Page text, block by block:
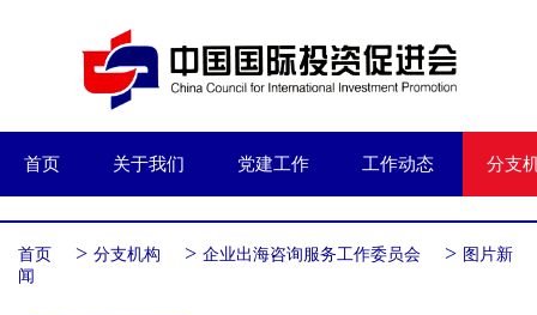
首页 关于我们 党建工作 工作动态 分支
首页 > 分支机构 > 企业出海咨询服务工作委员会 > 图片新
闻